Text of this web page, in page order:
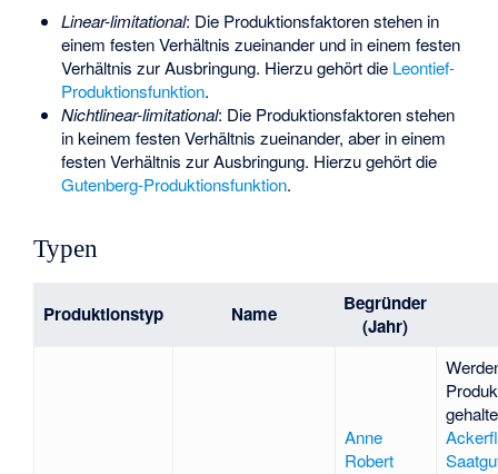
Linear-limitational: Die Produktionsfaktoren stehen in
einem festen Verhältnis zueinander und in einem festen
Verhältnis zur Ausbringung. Hierzu gehört die Leontief-
Produktionsfunktion.
Nichtlinear-limitational: Die Produktionsfaktoren stehen
in keinem festen Verhältnis zueinander, aber in einem
festen Verhältnis zur Ausbringung. Hierzu gehört die
Gutenberg-Produktionsfunktion.
Typen
Produktionstyp Name
Begründer
(Jahr)
Anne
Robert